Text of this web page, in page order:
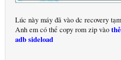
Lúc này máy đã vào dc recovery tạm
Anh em có thể copy rom zip vào
adb sideload